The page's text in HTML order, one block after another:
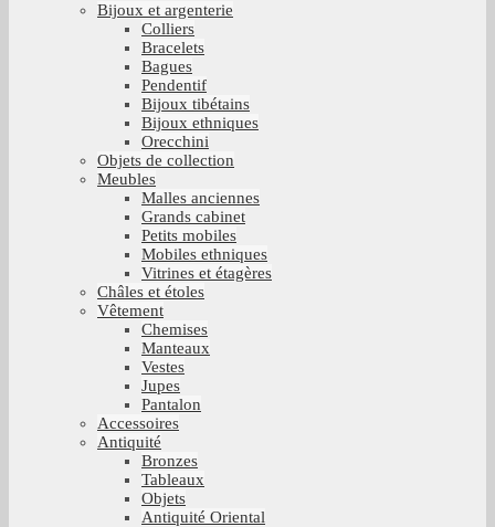
Bijoux et argenterie
Colliers
Bracelets
Bagues
Pendentif
Bijoux tibétains
Bijoux ethniques
Orecchini
Objets de collection
Meubles
Malles anciennes
Grands cabinet
Petits mobiles
Mobiles ethniques
Vitrines et étagères
Châles et étoles
Vêtement
Chemises
Manteaux
Vestes
Jupes
Pantalon
Accessoires
Antiquité
Bronzes
Tableaux
Objets
Antiquité Oriental